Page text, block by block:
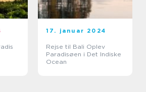
17. januar 2024
Rejse til Bali Oplev
Paradisøen i Det Indiske
Ocean